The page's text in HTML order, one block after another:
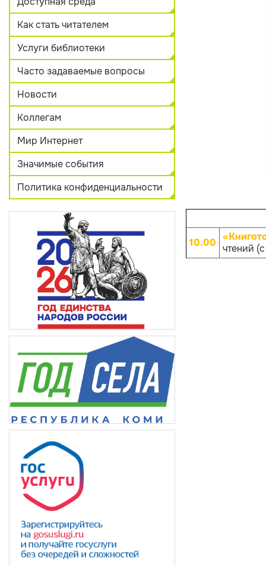
Как стать читателем
Услуги библиотеки
Часто задаваемые вопросы
Новости
Коллегам
Мир Интернет
Значимые события
Политика конфиденциальности
10.00 чтений